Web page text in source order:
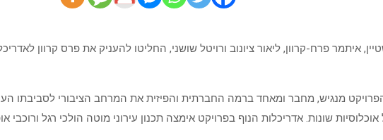
איתמר פרח-קרוון, ליאור ציונוב ורויטל שושני, החליטו להעניק את פרס קרוון לאדריכלות
מנגיש, מחבר ומאחד ברמה החברתית והפיזית את המרחב הציבורי לסביבתו
שונות. אדריכלות הנוף בפרויקט אימצה תכנון עירוני מוטה הולכי רגל